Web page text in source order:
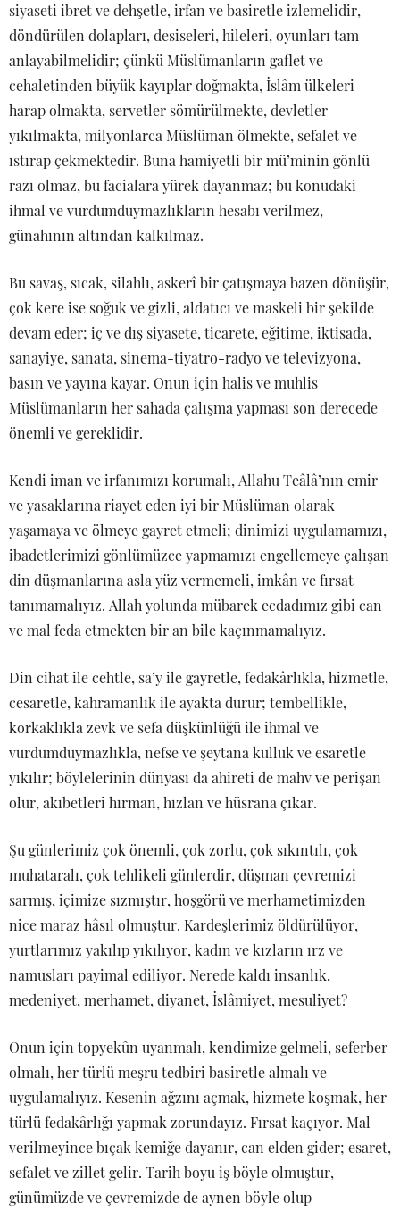
siyaseti ibret ve dehşetle, irfan ve basiretle izlemelidir,
döndürülen dolapları, desiseleri, hileleri, oyunları tam
anlayabilmelidir; çünkü Müslümanların gaflet ve
cehaletinden büyük kayıplar doğmakta, İslâm ülkeleri
harap olmakta, servetler sömürülmekte, devletler
yıkılmakta, milyonlarca Müslüman ölmekte, sefalet ve
ıstırap çekmektedir. Buna hamiyetli bir mü’minin gönlü
razı olmaz, bu facialara yürek dayanmaz; bu konudaki
ihmal ve vurdumduymazlıkların hesabı verilmez,
günahının altından kalkılmaz.
Bu savaş, sıcak, silahlı, askerî bir çatışmaya bazen dönüşür,
çok kere ise soğuk ve gizli, aldatıcı ve maskeli bir şekilde
devam eder; iç ve dış siyasete, ticarete, eğitime, iktisada,
sanayiye, sanata, sinema-tiyatro-radyo ve televizyona,
basın ve yayına kayar. Onun için halis ve muhlis
Müslümanların her sahada çalışma yapması son derecede
önemli ve gereklidir.
Kendi iman ve irfanımızı korumalı, Allahu Teâlâ’nın emir
ve yasaklarına riayet eden iyi bir Müslüman olarak
yaşamaya ve ölmeye gayret etmeli; dinimizi uygulamamızı,
ibadetlerimizi gönlümüzce yapmamızı engellemeye çalışan
din düşmanlarına asla yüz vermemeli, imkân ve fırsat
tanımamalıyız. Allah yolunda mübarek ecdadımız gibi can
ve mal feda etmekten bir an bile kaçınmamalıyız.
Din cihat ile cehtle, sa’y ile gayretle, fedakârlıkla, hizmetle,
cesaretle, kahramanlık ile ayakta durur; tembellikle,
korkaklıkla zevk ve sefa düşkünlüğü ile ihmal ve
vurdumduymazlıkla, nefse ve şeytana kulluk ve esaretle
yıkılır; böylelerinin dünyası da ahireti de mahv ve perişan
olur, akıbetleri hırman, hızlan ve hüsrana çıkar.
Şu günlerimiz çok önemli, çok zorlu, çok sıkıntılı, çok
muhataralı, çok tehlikeli günlerdir, düşman çevremizi
sarmış, içimize sızmıştır, hoşgörü ve merhametimizden
nice maraz hâsıl olmuştur. Kardeşlerimiz öldürülüyor,
yurtlarımız yakılıp yıkılıyor, kadın ve kızların ırz ve
namusları payimal ediliyor. Nerede kaldı insanlık,
medeniyet, merhamet, diyanet, İslâmiyet, mesuliyet?
Onun için topyekûn uyanmalı, kendimize gelmeli, seferber
olmalı, her türlü meşru tedbiri basiretle almalı ve
uygulamalıyız. Kesenin ağzını açmak, hizmete koşmak, her
türlü fedakârlığı yapmak zorundayız. Fırsat kaçıyor. Mal
verilmeyince bıçak kemiğe dayanır, can elden gider; esaret,
sefalet ve zillet gelir. Tarih boyu iş böyle olmuştur,
günümüzde ve çevremizde de aynen böyle olup